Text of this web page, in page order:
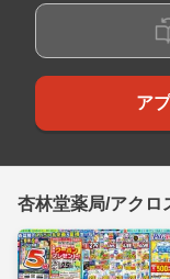
ア
杏林堂薬局/アクロ